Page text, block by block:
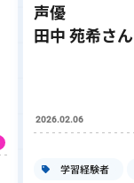
声優
田中 苑希さん
2026.02.06
学習経験者